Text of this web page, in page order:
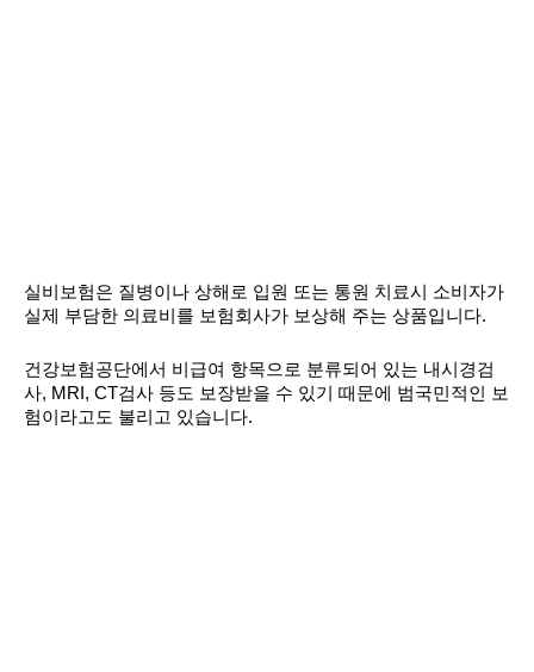
실비보험은 질병이나 상해로 입원 또는 통원 치료시 소비자가
실제 부담한 의료비를 보험회사가 보상해 주는 상품입니다.
건강보험공단에서 비급여 항목으로 분류되어 있는 내시경검
사, MRI, CT검사 등도 보장받을 수 있기 때문에 범국민적인 보
험이라고도 불리고 있습니다.